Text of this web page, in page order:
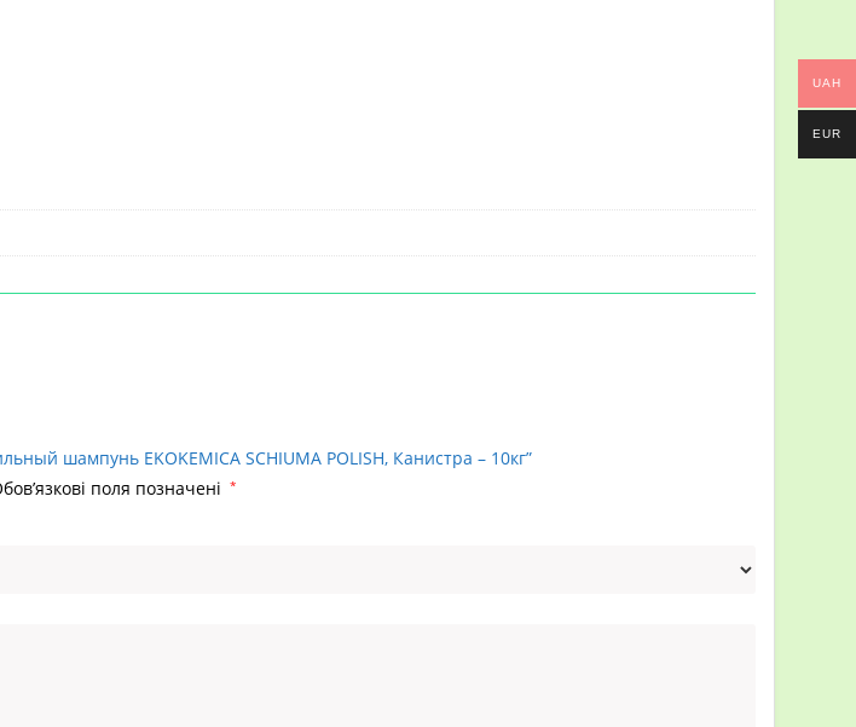
шампунь EKOKEMICA SCHIUMA POLISH, Канистра – 10кг”
поля позначені *
UAH
EUR